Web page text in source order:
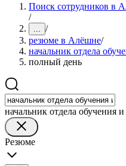
Поиск сотрудников в
/
... /
резюме в Алёшне/
начальник отдела
полный день
начальник отдела обучения
Резюме